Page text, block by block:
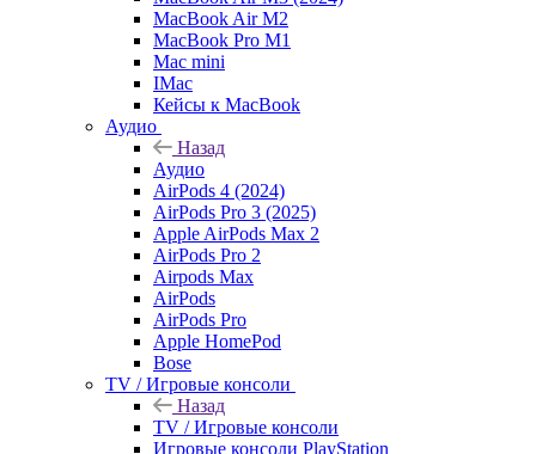
MacBook Air M2
MacBook Pro M1
Mac mini
IMac
Кейсы к MacBook
Аудио
Назад
Аудио
AirPods 4 (2024)
AirPods Pro 3 (2025)
Apple AirPods Max 2
AirPods Pro 2
Airpods Max
AirPods
AirPods Pro
Apple HomePod
Bose
TV / Игровые консоли
Назад
TV / Игровые консоли
Игровые консоли PlayStation